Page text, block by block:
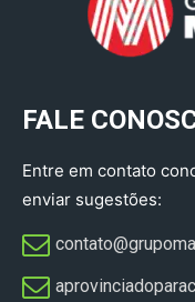
FALE
Entre em contato
enviar sugestões: